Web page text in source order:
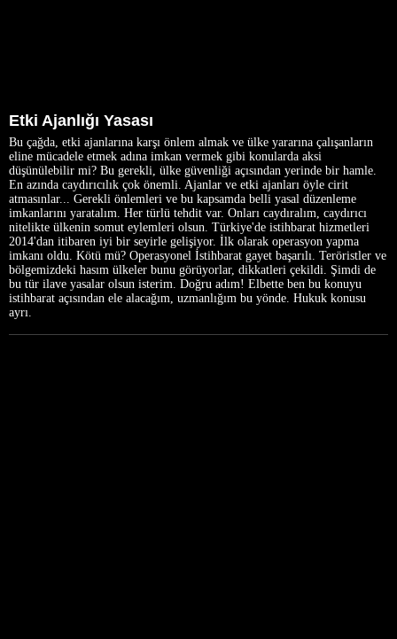
Etki Ajanlığı Yasası
Bu çağda, etki ajanlarına karşı önlem almak ve ülke yararına çalışanların
eline mücadele etmek adına imkan vermek gibi konularda aksi
düşünülebilir mi? Bu gerekli, ülke güvenliği açısından yerinde bir hamle.
En azında caydırıcılık çok önemli. Ajanlar ve etki ajanları öyle cirit
atmasınlar... Gerekli önlemleri ve bu kapsamda belli yasal düzenleme
imkanlarını yaratalım. Her türlü tehdit var. Onları caydıralım, caydırıcı
nitelikte ülkenin somut eylemleri olsun. Türkiye'de istihbarat hizmetleri
2014'dan itibaren iyi bir seyirle gelişiyor. İlk olarak operasyon yapma
imkanı oldu. Kötü mü? Operasyonel İstihbarat gayet başarılı. Teröristler ve
bölgemizdeki hasım ülkeler bunu görüyorlar, dikkatleri çekildi. Şimdi de
bu tür ilave yasalar olsun isterim. Doğru adım! Elbette ben bu konuyu
istihbarat açısından ele alacağım, uzmanlığım bu yönde. Hukuk konusu
ayrı.